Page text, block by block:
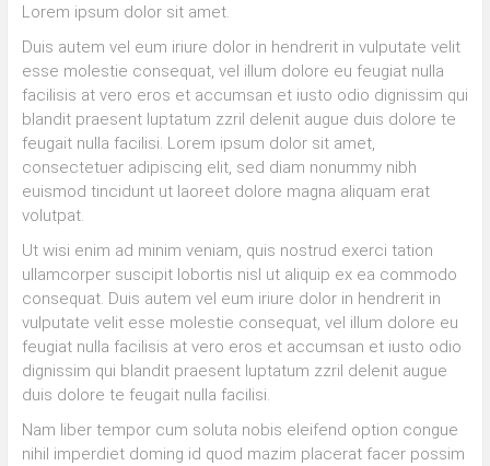
Lorem ipsum dolor sit amet.
Duis autem vel eum iriure dolor in hendrerit in vulputate velit
esse molestie consequat, vel illum dolore eu feugiat nulla
facilisis at vero eros et accumsan et iusto odio dignissim qui
blandit praesent luptatum zzril delenit augue duis dolore te
feugait nulla facilisi. Lorem ipsum dolor sit amet,
consectetuer adipiscing elit, sed diam nonummy nibh
euismod tincidunt ut laoreet dolore magna aliquam erat
volutpat.
Ut wisi enim ad minim veniam, quis nostrud exerci tation
ullamcorper suscipit lobortis nisl ut aliquip ex ea commodo
consequat. Duis autem vel eum iriure dolor in hendrerit in
vulputate velit esse molestie consequat, vel illum dolore eu
feugiat nulla facilisis at vero eros et accumsan et iusto odio
dignissim qui blandit praesent luptatum zzril delenit augue
duis dolore te feugait nulla facilisi.
Nam liber tempor cum soluta nobis eleifend option congue
nihil imperdiet doming id quod mazim placerat facer possim